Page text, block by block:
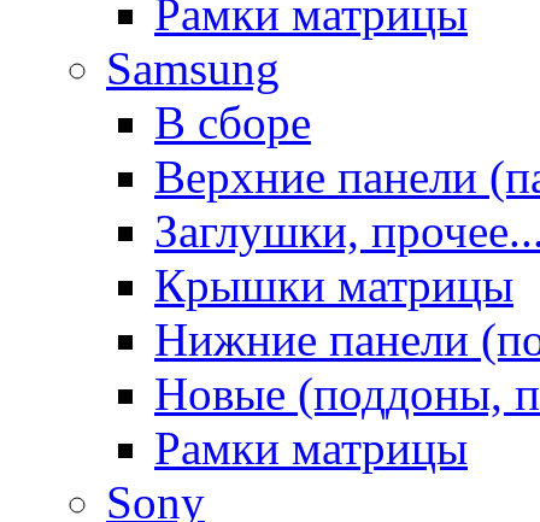
Рамки матрицы
Samsung
В сборе
Верхние панели
Заглушки,
Крышки матрицы
Нижние панели
Новые (поддоны,
Рамки матрицы
Sony